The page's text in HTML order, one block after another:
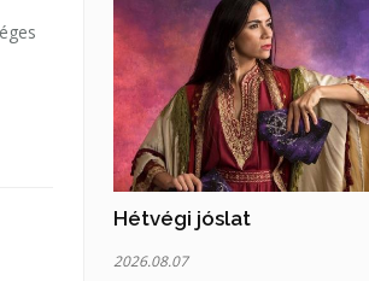
Hétvégi jóslat
2026.08.07